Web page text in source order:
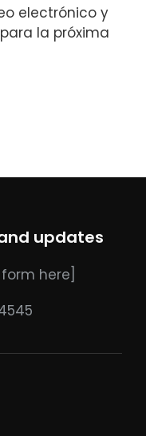
electrónico y
la próxima
updates
here]